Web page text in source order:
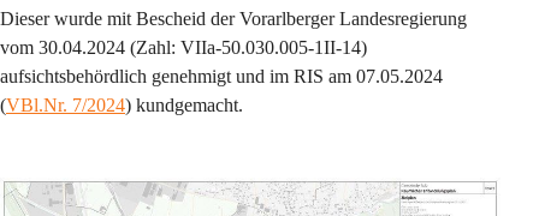
Dieser wurde mit Bescheid der Vorarlberger Landesregierung
vom 30.04.2024 (Zahl: VIIa-50.030.005-1II-14)
aufsichtsbehördlich genehmigt und im RIS am 07.05.2024
(VBl.Nr. 7/2024) kundgemacht.